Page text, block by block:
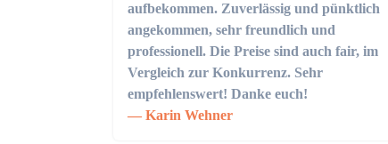
aufbekommen. Zuverlässig und pünktlich
angekommen, sehr freundlich und
professionell. Die Preise sind auch fair, im
Vergleich zur Konkurrenz. Sehr
empfehlenswert! Danke euch!
Karin Wehner